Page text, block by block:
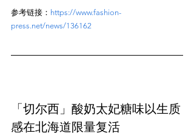
参考链接： https://www.fashion-
press.net/news/136162
「切尔西」酸奶太妃糖味以生质
感在北海道限量复活